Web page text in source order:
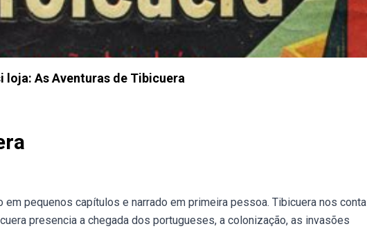
loja: As Aventuras de Tibicuera
pequenos capítulos e narrado em primeira pessoa. Tibicuera nos conta
presencia a chegada dos portugueses, a colonização, as invasões